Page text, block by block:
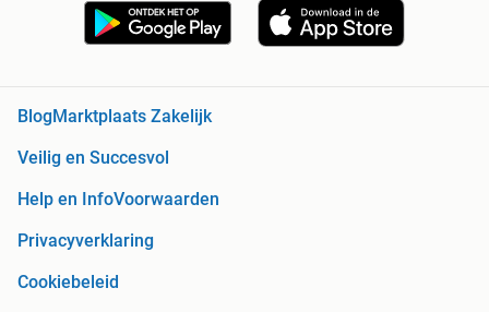
BlogMarktplaats Zakelijk
Veilig en Succesvol
Help en InfoVoorwaarden
Privacyverklaring
Cookiebeleid